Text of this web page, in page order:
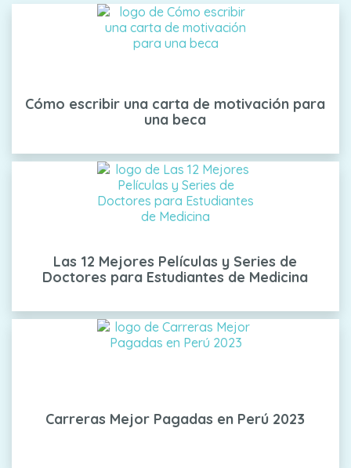
Cómo escribir una carta de motivación para
una beca
Las 12 Mejores Películas y Series de
Doctores para Estudiantes de Medicina
Carreras Mejor Pagadas en Perú 2023